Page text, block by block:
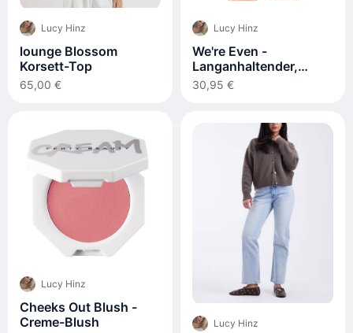
Lucy Hinz
lounge Blossom
Korsett-Top
65,00 €
Lucy Hinz
We're Even -
Langanhaltender,
feuchtigkeitsspendender
Concealer
30,95 €
Lucy Hinz
Cheeks Out Blush -
Creme-Blush
Lucy Hinz